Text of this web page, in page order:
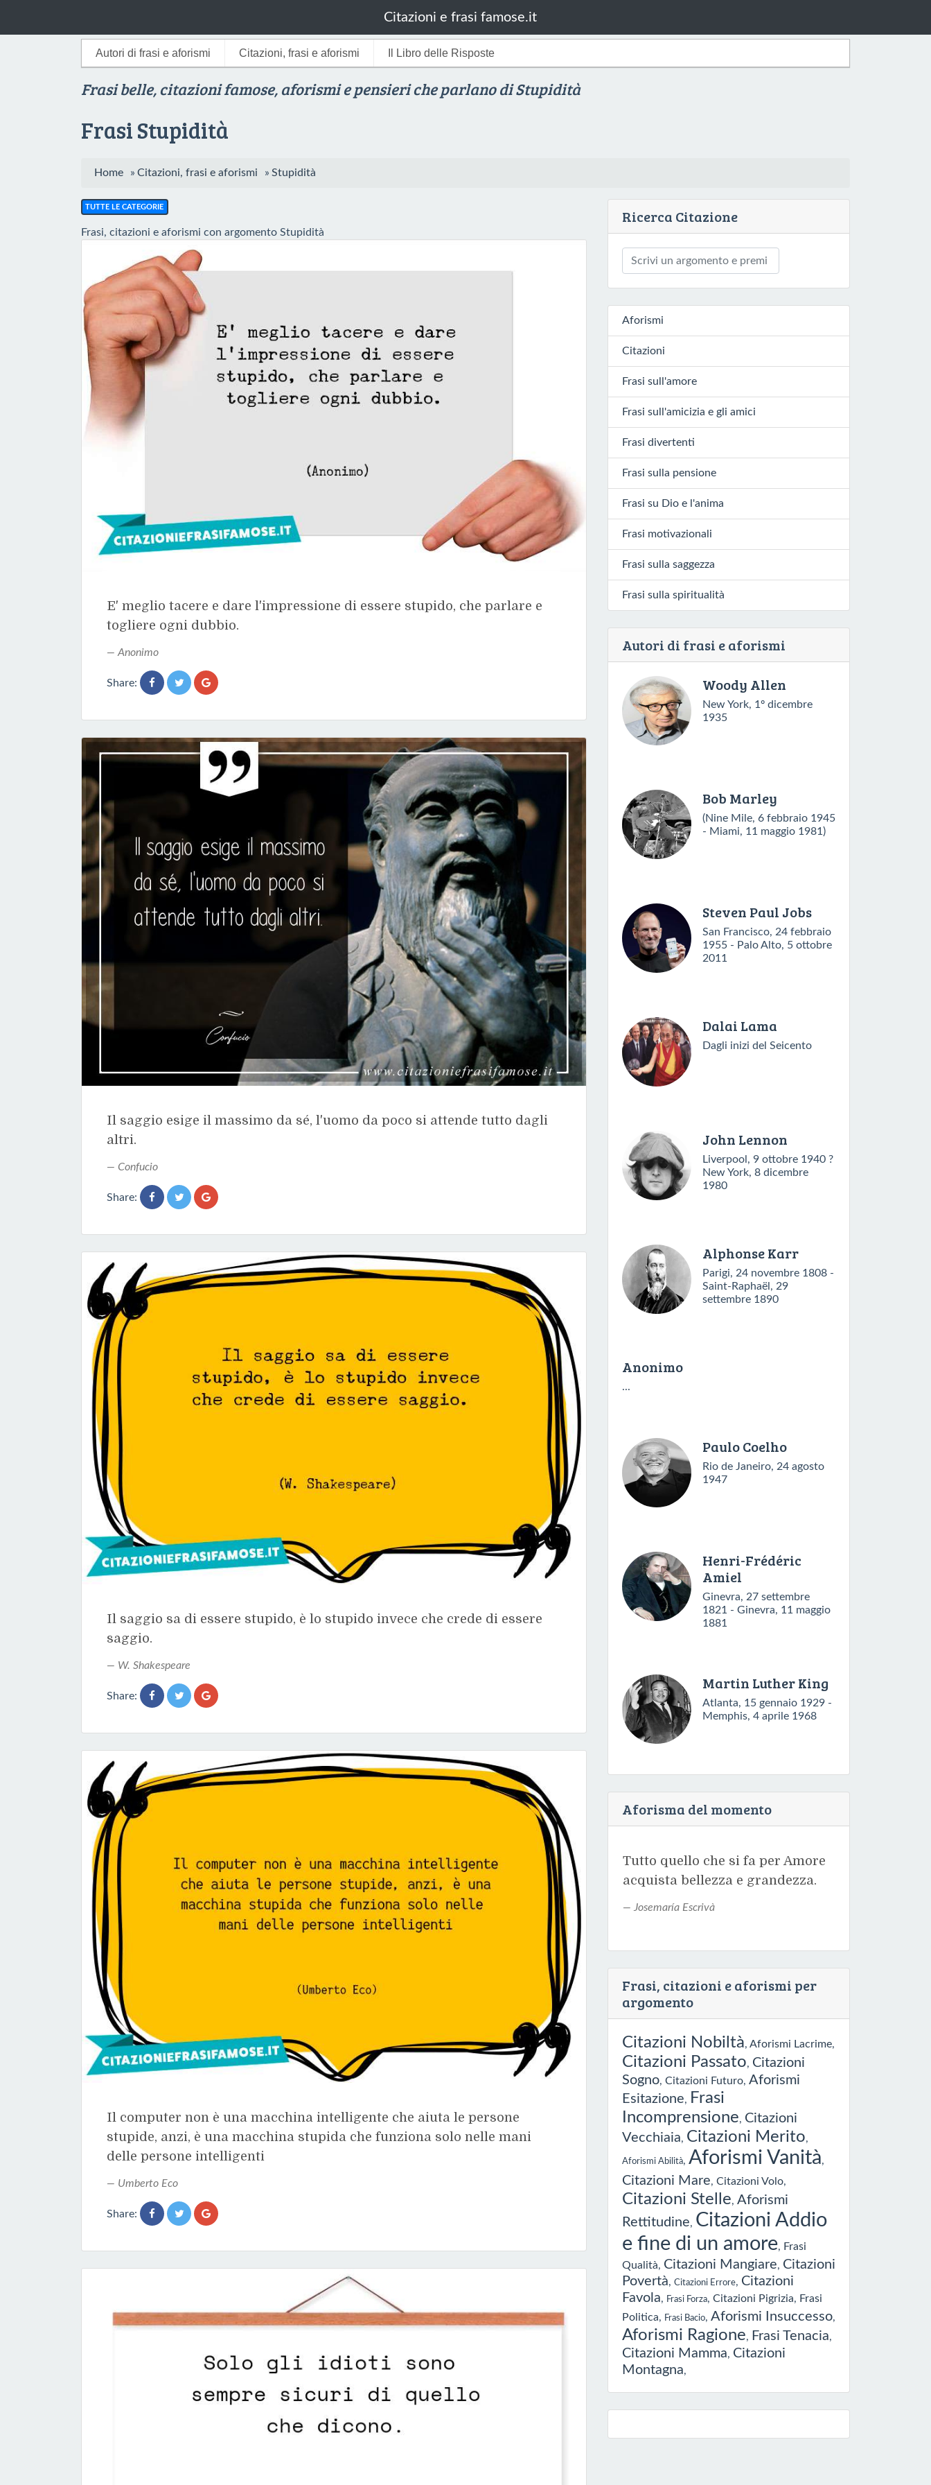
Autori di frasi e aforismi Citazioni, frasi e aforismi Il Libro delle Risposte
Citazioni e frasi famose.it
Frasi belle, citazioni famose, aforismi e pensieri che parlano di Stupidità
Frasi Stupidità
Home » Citazioni, frasi e aforismi » Stupidità
TUTTE LE CATEGORIE
Frasi, citazioni e aforismi con argomento Stupidità
E' meglio tacere e dare l'impressione di essere stupido, che parlare e
togliere ogni dubbio.
Anonimo
Share:
Il saggio esige il massimo da sé, l'uomo da poco si attende tutto dagli
altri.
Confucio
Share:
Il saggio sa di essere stupido, è lo stupido invece che crede di essere
saggio.
W. Shakespeare
Share:
Il computer non è una macchina intelligente che aiuta le persone
stupide, anzi, è una macchina stupida che funziona solo nelle mani
delle persone intelligenti
Umberto Eco
Share:
Ricerca Citazione
Aforismi
Citazioni
Frasi sull'amore
Frasi sull'amicizia e gli amici
Frasi divertenti
Frasi sulla pensione
Frasi su Dio e l'anima
Frasi motivazionali
Frasi sulla saggezza
Frasi sulla spiritualità
Autori di frasi e aforismi
Woody Allen
New York, 1º dicembre
1935
Bob Marley
(Nine Mile, 6 febbraio 1945
- Miami, 11 maggio 1981)
Steven Paul Jobs
San Francisco, 24 febbraio
1955 - Palo Alto, 5 ottobre
2011
Dalai Lama
Dagli inizi del Seicento
John Lennon
Liverpool, 9 ottobre 1940 ?
New York, 8 dicembre
1980
Alphonse Karr
Parigi, 24 novembre 1808 -
Saint-Raphaël, 29
settembre 1890
Anonimo
...
Paulo Coelho
Rio de Janeiro, 24 agosto
1947
Henri-Frédéric
Amiel
Ginevra, 27 settembre
1821 - Ginevra, 11 maggio
1881
Martin Luther King
Atlanta, 15 gennaio 1929 -
Memphis, 4 aprile 1968
Aforisma del momento
Tutto quello che si fa per Amore
acquista bellezza e grandezza.
Josemaría Escrivà
Frasi, citazioni e aforismi per
argomento
Citazioni Nobiltà, Aforismi Lacrime,
Citazioni Passato, Citazioni
Sogno, Citazioni Futuro, Aforismi
Esitazione, Frasi
Incomprensione, Citazioni
Vecchiaia, Citazioni Merito,
Aforismi Abilità, Aforismi Vanità,
Citazioni Mare, Citazioni Volo,
Citazioni Stelle, Aforismi
Rettitudine, Citazioni Addio
e fine di un amore, Frasi
Qualità, Citazioni Mangiare, Citazioni
Povertà, Citazioni Errore, Citazioni
Favola, Frasi Forza, Citazioni Pigrizia, Frasi
Politica, Frasi Bacio, Aforismi Insuccesso,
Aforismi Ragione, Frasi Tenacia,
Citazioni Mamma, Citazioni
Montagna,